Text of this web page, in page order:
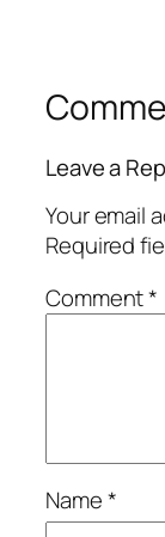
Leave a
Your email
Required
Comment*
Name*